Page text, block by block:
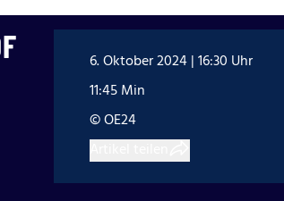
6. Oktober 2024 | 16:30 Uhr
11:45 Min
© OE24